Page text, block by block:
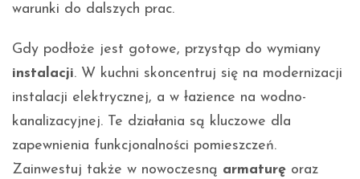
warunki do dalszych prac.
Gdy podłoże jest gotowe, przystąp do wymiany
instalacji. W kuchni skoncentruj się na modernizacji
instalacji elektrycznej, a w łazience na wodno-
kanalizacyjnej. Te działania są kluczowe dla
zapewnienia funkcjonalności pomieszczeń.
Zainwestuj także w nowoczesną armaturę oraz